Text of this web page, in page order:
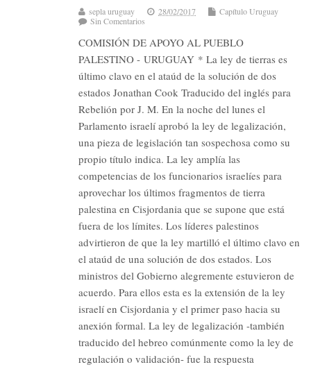
sepla uruguay 28/02/2017
Capítulo Uruguay
Sin Comentarios
COMISIÓN DE APOYO AL PUEBLO
PALESTINO - URUGUAY * La ley de tierras es
último clavo en el ataúd de la solución de dos
estados Jonathan Cook Traducido del inglés para
Rebelión por J. M. En la noche del lunes el
Parlamento israelí aprobó la ley de legalización,
una pieza de legislación tan sospechosa como su
propio título indica. La ley amplía las
competencias de los funcionarios israelíes para
aprovechar los últimos fragmentos de tierra
palestina en Cisjordania que se supone que está
fuera de los límites. Los líderes palestinos
advirtieron de que la ley martilló el último clavo en
el ataúd de una solución de dos estados. Los
ministros del Gobierno alegremente estuvieron de
acuerdo. Para ellos esta es la extensión de la ley
israelí en Cisjordania y el primer paso hacia su
anexión formal. La ley de legalización -también
traducido del hebreo comúnmente como la ley de
regulación o validación- fue la respuesta